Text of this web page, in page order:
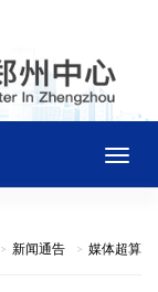
Toggle
新闻通告 媒体超算